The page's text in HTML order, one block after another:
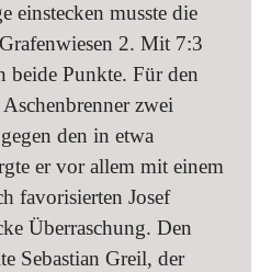
einstecken musste die
2. Mit 7:3
beide Punkte. Für den
zwei
den in etwa
er vor allem mit einem
favorisierten Josef
Überraschung. Den
Sebastian Greil, der